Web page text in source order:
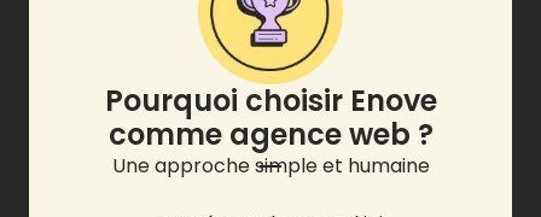
Pourquoi choisir Enove
comme agence web ?
Une approche simple et humaine